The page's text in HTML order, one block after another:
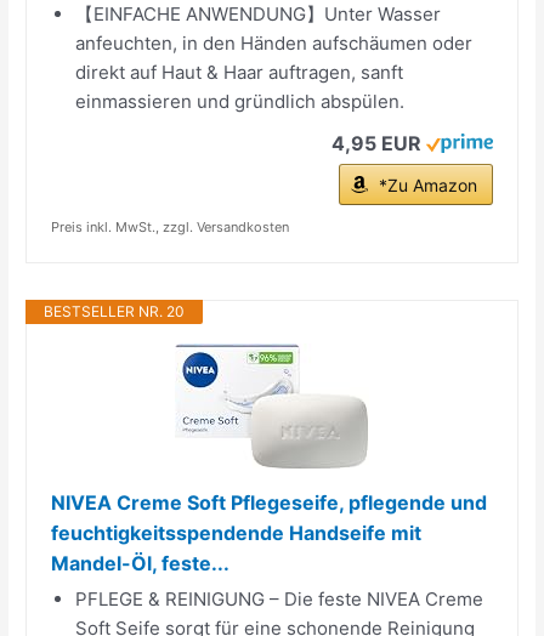
【EINFACHE ANWENDUNG】Unter Wasser
anfeuchten, in den Händen aufschäumen oder
direkt auf Haut & Haar auftragen, sanft
einmassieren und gründlich abspülen.
4,95 EUR
*Zu Amazon
Preis inkl. MwSt., zzgl. Versandkosten
BESTSELLER NR. 20
NIVEA Creme Soft Pflegeseife, pflegende und
feuchtigkeitsspendende Handseife mit
Mandel-Öl, feste...
PFLEGE & REINIGUNG – Die feste NIVEA Creme
Soft Seife sorgt für eine schonende Reinigung